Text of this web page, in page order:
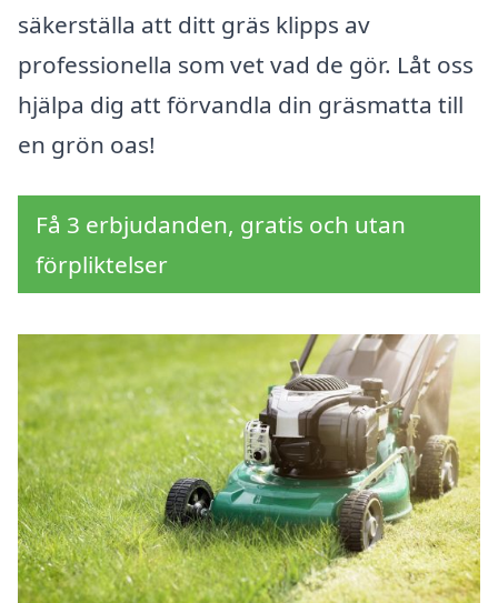
säkerställa att ditt gräs klipps av
professionella som vet vad de gör. Låt oss
hjälpa dig att förvandla din gräsmatta till
en grön oas!
Få 3 erbjudanden, gratis och utan
förpliktelser